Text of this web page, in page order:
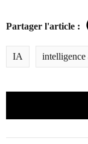
Partager l'article :
IA